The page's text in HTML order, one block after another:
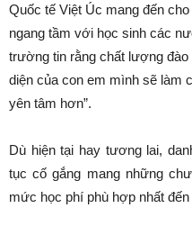
Quốc tế Việt Úc mang đến
ngang tầm với học sinh các
trường tin rằng chất lượng
diện của con em mình sẽ làm
yên tâm hơn”.
Dù hiện tại hay tương lai,
tục cố gắng mang những
mức học phí phù hợp nhất